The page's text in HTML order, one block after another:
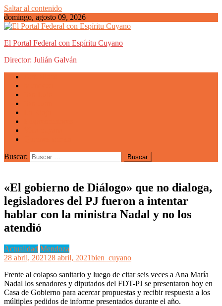
Saltar al contenido
domingo, agosto 09, 2026
El Portal Federal con Espíritu Cuyano
Director: Julián Galván
Buscar:
«El gobierno de Diálogo» que no dialoga,
legisladores del PJ fueron a intentar
hablar con la ministra Nadal y no los
atendió
Actualidad Mendoza
28 abril, 2021 28 abril, 2021bien_cuyano
Frente al colapso sanitario y luego de citar seis veces a Ana María
Nadal los senadores y diputados del FDT-PJ se presentaron hoy en
Casa de Gobierno para acercar propuestas y recibir respuesta a los
múltiples pedidos de informe presentados durante el año.